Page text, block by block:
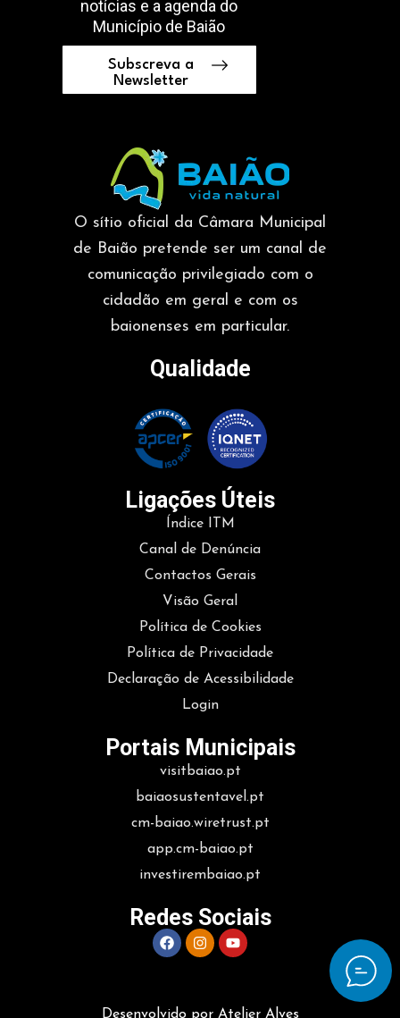
notícias e a agenda do
Município de Baião
Subscreva a
Newsletter
O sítio oficial da Câmara Municipal
de Baião pretende ser um canal de
comunicação privilegiado com o
cidadão em geral e com os
baionenses em particular.
Qualidade
Ligações Úteis
Índice ITM
Canal de Denúncia
Contactos Gerais
Visão Geral
Política de Cookies
Política de Privacidade
Declaração de Acessibilidade
Login
Portais Municipais
visitbaiao.pt
baiaosustentavel.pt
cm-baiao.wiretrust.pt
app.cm-baiao.pt
investirembaiao.pt
Redes Sociais
Desenvolvido por Atelier Alves